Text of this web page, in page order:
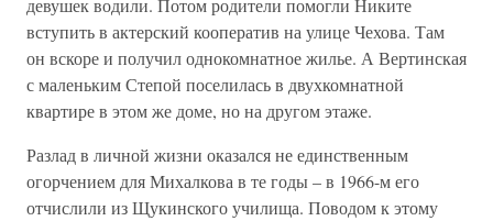
девушек водили. Потом родители помогли Никите
вступить в актерский кооператив на улице Чехова. Там
он вскоре и получил однокомнатное жилье. А Вертинская
с маленьким Степой поселилась в двухкомнатной
квартире в этом же доме, но на другом этаже.
Разлад в личной жизни оказался не единственным
огорчением для Михалкова в те годы – в 1966-м его
отчислили из Щукинского училища. Поводом к этому